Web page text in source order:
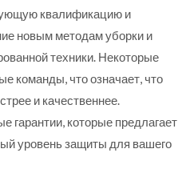
квалификацию и
новым методам уборки и
техники. Некоторые
команды, что означает, что
и качественнее.
гарантии, которые предлагает
уровень защиты для вашего